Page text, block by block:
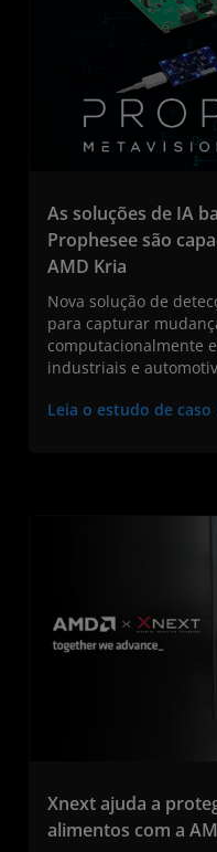
As soluções de IA
Prophesee são
AMD Kria
Nova solução de
para capturar
computacionalmente
industriais e
Leia o estudo de caso
Xnext ajuda a
alimentos com a